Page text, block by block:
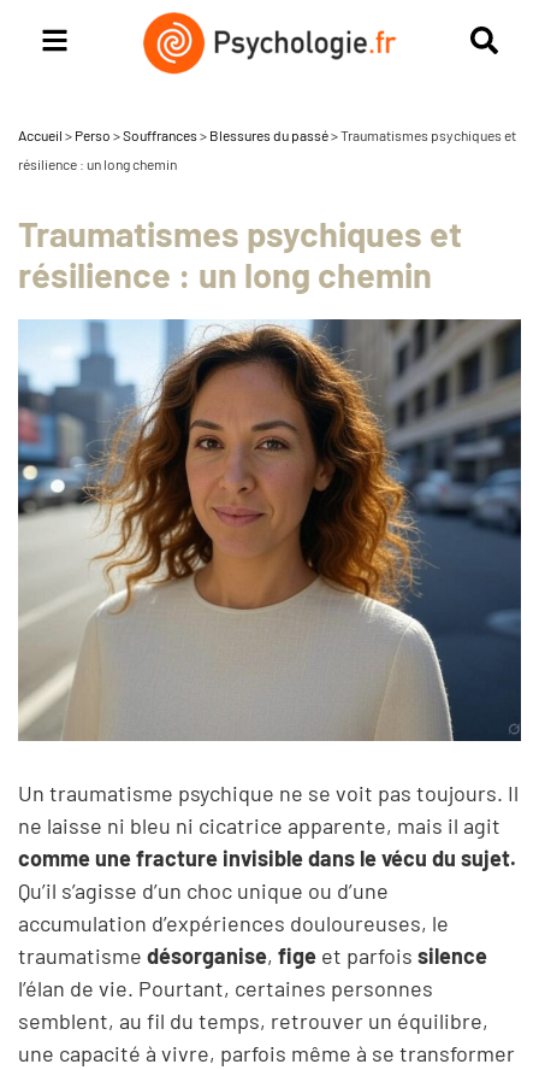
Accueil > Perso >Souffrances > Blessures du passé>Traumatismes psychiques et
résilience : un long chemin
Traumatismes psychiques et
résilience : un long chemin
Un traumatisme psychique ne se voit pas toujours. Il
ne laisse ni bleu ni cicatrice apparente, mais il agit
comme une fracture invisible dans le vécu du sujet.
Qu’il s’agisse d’un choc unique ou d’une
accumulation d’expériences douloureuses, le
traumatisme désorganise, fige et parfois silence
l’élan de vie. Pourtant, certaines personnes
semblent, au fil du temps, retrouver un équilibre,
une capacité à vivre, parfois même à se transformer